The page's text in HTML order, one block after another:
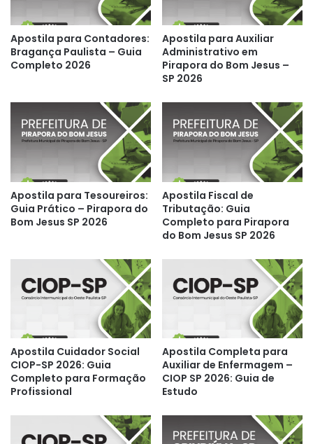
Apostila para Contadores:
Bragança Paulista – Guia
Completo 2026
Apostila para Auxiliar
Administrativo em
Pirapora do Bom Jesus –
SP 2026
Apostila para Tesoureiros:
Guia Prático – Pirapora do
Bom Jesus SP 2026
Apostila Fiscal de
Tributação: Guia
Completo para Pirapora
do Bom Jesus SP 2026
Apostila Cuidador Social
CIOP-SP 2026: Guia
Completo para Formação
Profissional
Apostila Completa para
Auxiliar de Enfermagem –
CIOP SP 2026: Guia de
Estudo